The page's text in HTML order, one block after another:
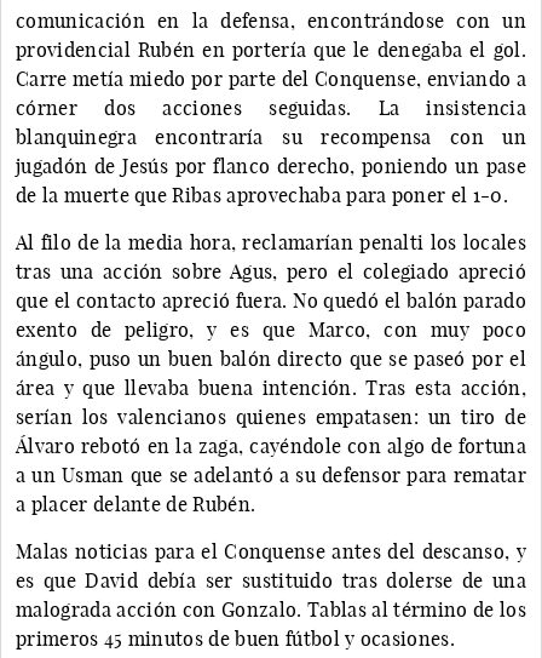
comunicación en la defensa, encontrándose con un
providencial Rubén en portería que le denegaba el gol.
Carre metía miedo por parte del Conquense, enviando a
córner dos acciones seguidas. La insistencia
blanquinegra encontraría su recompensa con un
jugadón de Jesús por flanco derecho, poniendo un pase
de la muerte que Ribas aprovechaba para poner el 1-0.
Al filo de la media hora, reclamarían penalti los locales
tras una acción sobre Agus, pero el colegiado apreció
que el contacto apreció fuera. No quedó el balón parado
exento de peligro, y es que Marco, con muy poco
ángulo, puso un buen balón directo que se paseó por el
área y que llevaba buena intención. Tras esta acción,
serían los valencianos quienes empatasen: un tiro de
Álvaro rebotó en la zaga, cayéndole con algo de fortuna
a un Usman que se adelantó a su defensor para rematar
a placer delante de Rubén.
Malas noticias para el Conquense antes del descanso, y
es que David debía ser sustituido tras dolerse de una
malograda acción con Gonzalo. Tablas al término de los
primeros 45 minutos de buen fútbol y ocasiones.